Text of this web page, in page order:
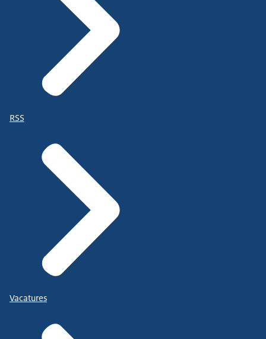
RSS
Vacatures